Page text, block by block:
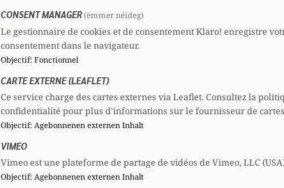
Sinn Affekoten, déi am Optrag vun der
Justiz schaffen, genuch géint Menacen,
Aschüchterungen a Gewalt geschützt?
CONSENT MANAGER(ëmmer néideg)
Le gestionnaire de cookies et de consentement Klaro! enregistre
consentement dans le navigateur.
Objectif: Fonctionnel
CARTE EXTERNE (LEAFLET)
Ce service charge des cartes externes via Leaflet. Consultez la
confidentialité pour plus d'informations sur le fournisseur de
Objectif: Agebonnenen externen Inhalt
VIMEO
Vimeo est une plateforme de partage de vidéos de Vimeo, LLC
Objectif: Agebonnenen externen Inhalt